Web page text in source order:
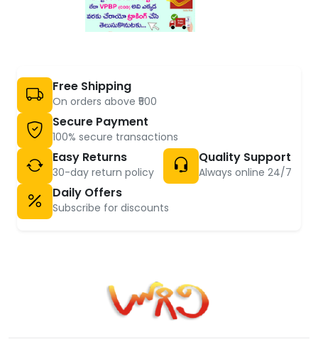
Free Shipping
On orders above ₹500
Secure Payment
100% secure transactions
Easy Returns
30-day return policy
Quality Support
Always online 24/7
Daily Offers
Subscribe for discounts